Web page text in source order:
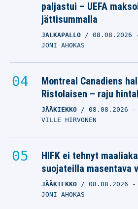
paljastui – UEFA
jättisummalla
JALKAPALLO 08.08.2026
JONI AHOKAS
Montreal Canadiens
Ristolaisen – raju
JÄÄKIEKKO 08.08.2026 -
VILLE HIRVONEN
HIFK ei tehnyt
suojateilla masentava
JÄÄKIEKKO 08.08.2026 -
JONI AHOKAS